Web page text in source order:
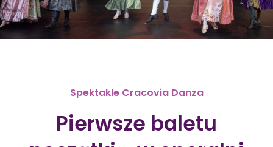
Spektakle Cracovia Danza
Pierwsze baletu